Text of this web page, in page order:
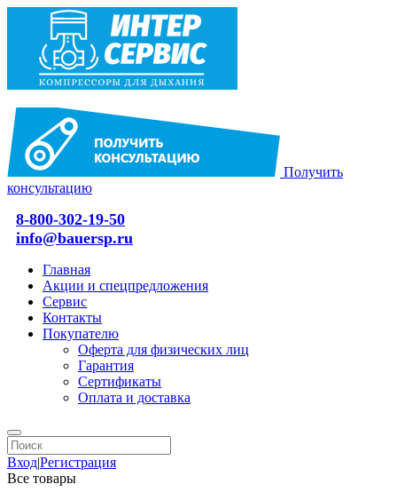
Получить
консультацию
8-800-302-19-50
info@bauersp.ru
Главная
Акции и спецпредложения
Сервис
Контакты
Покупателю
Оферта для физических лиц
Гарантия
Сертификаты
Оплата и доставка
Вход|Регистрация
Все товары